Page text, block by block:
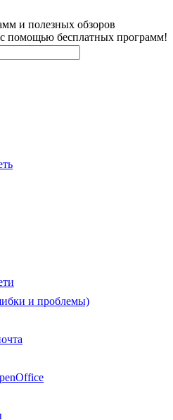
и полезных обзоров
помощью бесплатных программ!
и проблемы)